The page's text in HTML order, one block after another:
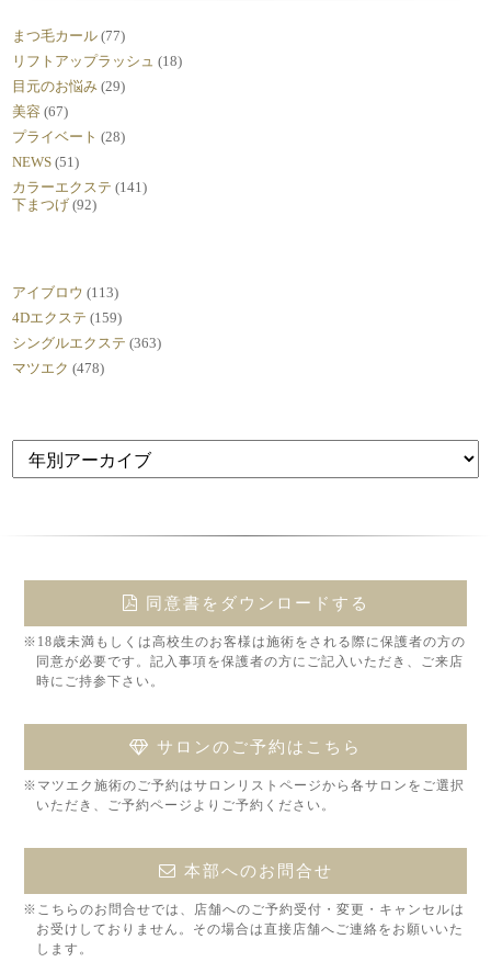
まつ毛カール (77)
リフトアップラッシュ (18)
目元のお悩み (29)
美容 (67)
プライベート (28)
NEWS (51)
カラーエクステ (141)
下まつげ (92)
アイブロウ (113)
4Dエクステ (159)
シングルエクステ (363)
マツエク (478)
同意書をダウンロードする
※18歳未満もしくは高校生のお客様は施術をされる際に保護者の方の
同意が必要です。記入事項を保護者の方にご記入いただき、ご来店
時にご持参下さい。
サロンのご予約はこちら
※マツエク施術のご予約はサロンリストページから各サロンをご選択
いただき、ご予約ページよりご予約ください。
本部へのお問合せ
※こちらのお問合せでは、店舗へのご予約受付・変更・キャンセルは
お受けしておりません。その場合は直接店舗へご連絡をお願いいた
します。